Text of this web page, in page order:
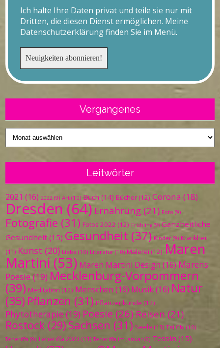
Ich halte Ihre Daten privat und teile sie nur mit
Dritten, die diesen Dienst ermöglichen. Meine
Datenschutzerklärung finden Sie im Menü.
Vergangenes
Vergangenes
Leitwörter
2021 (16) 2022 (9) Art (10) Buch (14) Bücher (12) Corona (18)
Dresden (64) Ernährung (21) Foto (9)
Fotografie (31) Fotos 2022 (12) Frühling (9) Ganzheitliche
Gesundheit (15) Gesundheit (37) Kinder (9) Krankheit
(11) Kunst (20) Liebe (10) Literatur (10) Malerei (12) Maren
Martini (53) Maren Martini Design (16) Marens
Poesie(19) Mecklenburg-Vorpommern
(39) Meditation (12) Menschen (16) Musik(16) Natur
(35) Pflanzen (31) Pflanzenkunde (12)
Phytotherapie (19) Poesie (26) Reisen (21)
Rostock (29) Sachsen (31) Seele (11) Tai Chi (10)
Teneriffa (9) Teneriffa 2023 (11) Teneriffa im Januar (9) Tessin (15)